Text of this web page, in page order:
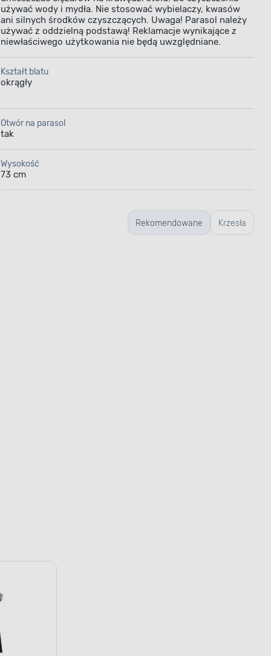
używać wody i mydła. Nie stosować wybielaczy, kwasów
ani silnych środków czyszczących. Uwaga! Parasol należy
używać z oddzielną podstawą! Reklamacje wynikające z
niewłaściwego użytkowania nie będą uwzględniane.
Kształt blatu
okrągły
Otwór na parasol
tak
Wysokość
73 cm
Rekomendowane Krzesła